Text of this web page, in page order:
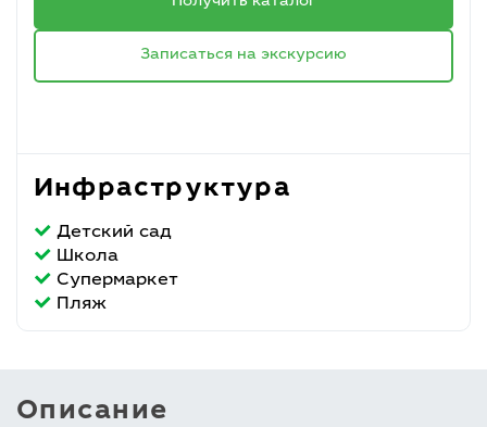
Записаться на экскурсию
Инфраструктура
Детский сад
Школа
Супермаркет
Пляж
Описание